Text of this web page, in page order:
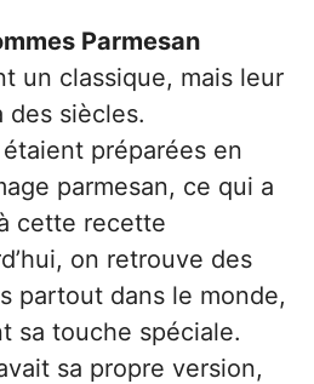
Parmesan
un classique, mais leur
des siècles.
préparées en
parmesan, ce qui a
cette recette
on retrouve des
partout dans le monde,
sa touche spéciale.
sa propre version,